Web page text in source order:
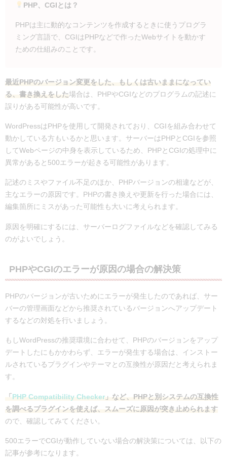
PHP、CGIとは？
PHPは主に動的なコンテンツを作成するときに使うプログラ
ミング言語で、CGIはPHPなどで作ったWebサイトを動かす
ための仕組みのことです。
最近PHPのバージョン変更をした、もしくは古いままになってい
る、書き換えをした場合は、PHPやCGIなどのプログラムの記述に
誤りがある可能性が高いです。
WordPressはPHPを使用して開発されており、CGIを組み合わせて
動かしている方もいるかと思います。サーバーはPHPとCGIを参照
してWebページの中身を表示しているため、PHPとCGIの処理中に
異常があると500エラーが起きる可能性があります。
記述のミスやファイル不足のほか、PHPバージョンの相違などが、
主なエラーの原因です。PHPの書き換えや更新を行った場合には、
編集箇所にミスがあった可能性も大いに考えられます。
原因を明確にするには、サーバーログファイルなどを確認してみる
のがよいでしょう。
PHPやCGIのエラーが原因の場合の解決策
PHPのバージョンが古いためにエラーが発生したのであれば、サー
バーの管理画面などから推奨されているバージョンへアップデート
するなどの対処を行いましょう。
もしWordPressの推奨環境に合わせて、PHPのバージョンをアップ
デートしたにもかかわらず、エラーが発生する場合は、インストー
ルされているプラグインやテーマとの互換性が原因だと考えられま
す。
「 PHP Compatibility Checker 」など、PHPと別システムの互換性
を調べるプラグインを使えば、スムーズに原因が突き止められます
ので、確認してみてください。
500エラーでCGIが動作していない場合の解決策については、以下の
記事が参考になります。